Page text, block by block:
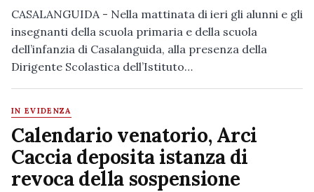
CASALANGUIDA - Nella mattinata di ieri gli alunni e gli
insegnanti della scuola primaria e della scuola
dell’infanzia di Casalanguida, alla presenza della
Dirigente Scolastica dell’Istituto…
IN EVIDENZA
Calendario venatorio, Arci
Caccia deposita istanza di
revoca della sospensione